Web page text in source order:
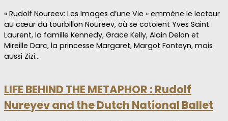
« Rudolf Noureev: Les Images d’une Vie » emmène le lecteur
au cœur du tourbillon Noureev, où se cotoient Yves Saint
Laurent, la famille Kennedy, Grace Kelly, Alain Delon et
Mireille Darc, la princesse Margaret, Margot Fonteyn, mais
aussi Zizi…
LIFE BEHIND THE METAPHOR : Rudolf
Nureyev and the Dutch National Ballet